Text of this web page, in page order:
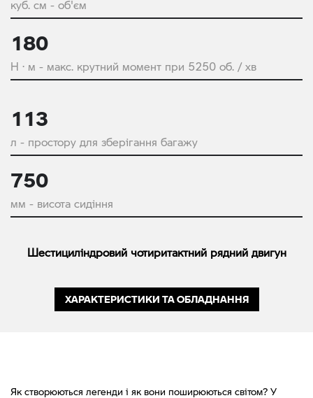
куб. см - об'єм
180
Н · м - макс. крутний момент при 5250 об. / хв
113
л - простору для зберігання багажу
750
мм - висота сидіння
Шестициліндровий чотиритактний рядний двигун
ХАРАКТЕРИСТИКИ ТА ОБЛАДНАННЯ
Як створюються легенди і як вони поширюються світом? У